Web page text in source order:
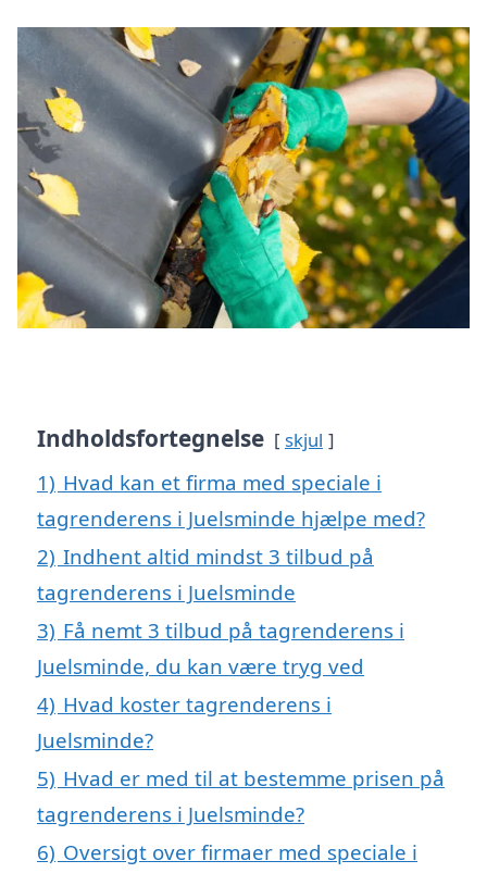
Indholdsfortegnelse skjul
1) Hvad kan et firma med speciale i
tagrenderens i Juelsminde hjælpe med?
2) Indhent altid mindst 3 tilbud på
tagrenderens i Juelsminde
3) Få nemt 3 tilbud på tagrenderens i
Juelsminde, du kan være tryg ved
4) Hvad koster tagrenderens i
Juelsminde?
5) Hvad er med til at bestemme prisen på
tagrenderens i Juelsminde?
6) Oversigt over firmaer med speciale i